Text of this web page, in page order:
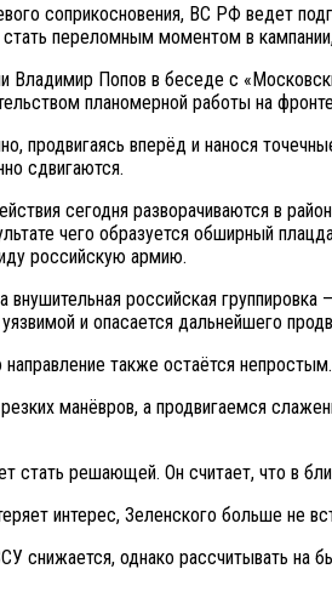
соприкосновения, ВС РФ ведет
переломным моментом в
Владимир Попов в беседе с
планомерной работы на
продвигаясь вперёд и нанося
сдвигаются.
сегодня разворачиваются в
чего образуется обширный
российскую армию.
российская
и опасается дальнейшего
также остаётся непростым.
манёвров, а продвигаемся
стать решающей. Он считает, что в
интерес, Зеленского больше
снижается, однако рассчитывать на